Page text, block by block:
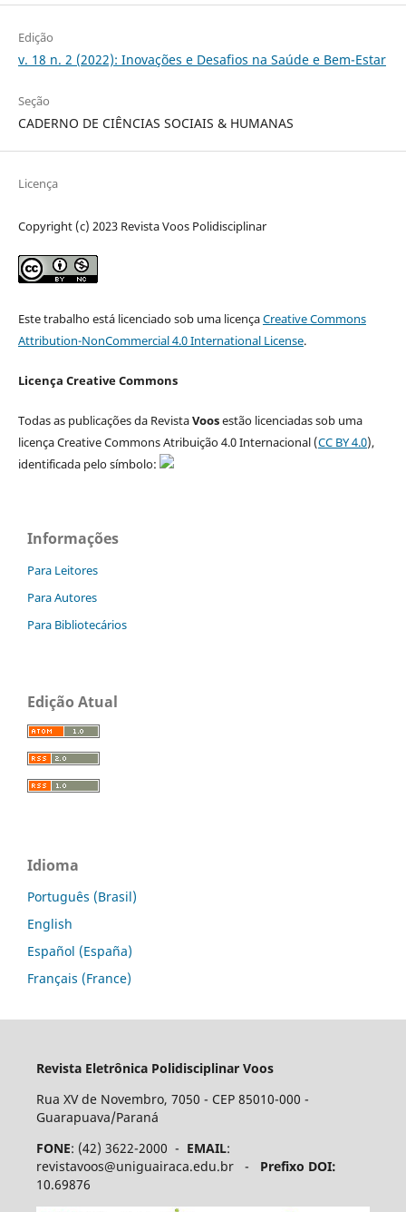
Edição
v. 18 n. 2 (2022): Inovações e Desafios na Saúde e Bem-Estar
Seção
CADERNO DE CIÊNCIAS SOCIAIS & HUMANAS
Licença
Copyright (c) 2023 Revista Voos Polidisciplinar
Este trabalho está licenciado sob uma licençaCreative Commons
Attribution-NonCommercial 4.0 International License.
Licença Creative Commons
Todas as publicações da RevistaVoosestão licenciadas sob uma
licença Creative Commons Atribuição 4.0 Internacional (CC BY 4.0),
identificada pelo símbolo:
Informações
Para Leitores
Para Autores
Para Bibliotecários
Edição Atual
Idioma
Português (Brasil)
English
Español (España)
Français (France)
Revista Eletrônica Polidisciplinar Voos
Rua XV de Novembro, 7050 - CEP 85010-000 -
Guarapuava/Paraná
FONE: (42) 3622-2000 - EMAIL:
revistavoos@uniguairaca.edu.br - Prefixo DOI:
10.69876